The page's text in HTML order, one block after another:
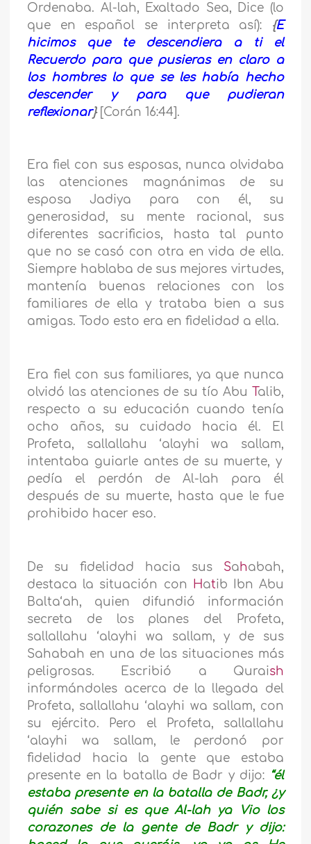
Ordenaba. Al-lah, Exaltado Sea, Dice (lo
que en español se interpreta así):
{E
hicimos que te descendiera a ti el
Recuerdo para que pusieras en claro a
los hombres lo que se les había hecho
descender y para que pudieran
reflexionar}[Corán 16:44].
Era fiel con sus esposas, nunca olvidaba
las atenciones magnánimas de su
esposa Jadiya para con él, su
generosidad, su mente racional, sus
diferentes sacrificios, hasta tal punto
que no se casó con otra en vida de ella.
Siempre hablaba de sus mejores virtudes,
mantenía buenas relaciones con los
familiares de ella y trataba bien a sus
amigas. Todo esto era en fidelidad a ella.
Era fiel con sus familiares, ya que nunca
olvidó las atenciones de su tío Abu Talib,
respecto a su educación cuando tenía
ocho años, su cuidado hacia él. El
Profeta, sallallahu ‘alayhi wa sallam,
intentaba guiarle antes de su muerte, y
pedía el perdón de Al-lah para él
después de su muerte, hasta que le fue
prohibido hacer eso.
De su fidelidad hacia sus Sahabah,
destaca la situación con
Hatib Ibn Abu
Balta‘ah, quien difundió información
secreta de los planes del Profeta,
sallallahu ‘alayhi wa sallam, y de sus
Sahabah en una de las situaciones más
peligrosas. Escribió a Quraish
informándoles acerca de la llegada del
Profeta, sallallahu ‘alayhi wa sallam, con
su ejército. Pero el Profeta, sallallahu
‘alayhi wa sallam, le perdonó por
fidelidad hacia la gente que estaba
presente en la batalla de Badr y dijo: “él
estaba presente en la batalla de Badr, ¿y
quién sabe si es que Al-lah ya Vio los
corazones de la gente de Badr y dijo: